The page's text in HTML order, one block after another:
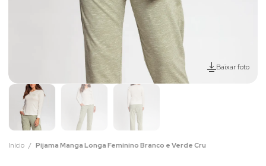
Baixar foto
Início Pijama Manga Longa Feminino Branco e Verde Cru